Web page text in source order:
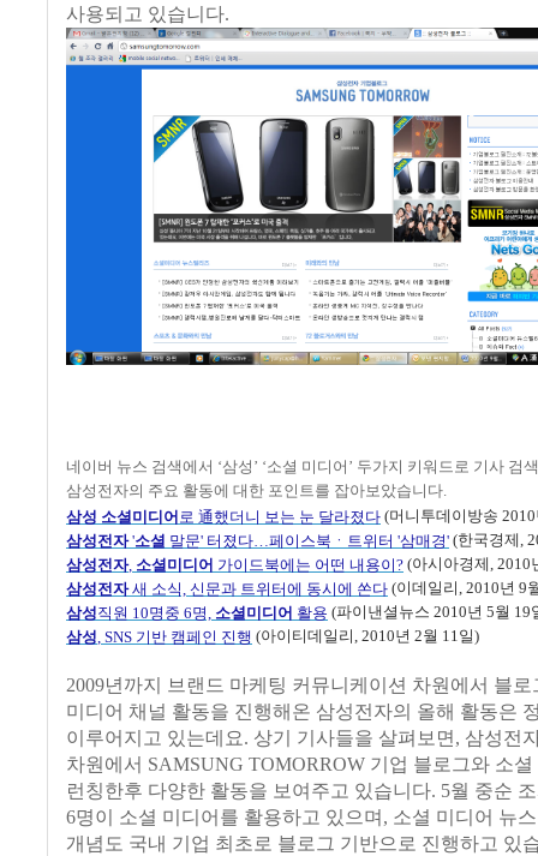
사용되고 있습니다.
네이버 뉴스 검색에서 ‘삼성 ’ ‘소셜 미디어 ’ 두가지 키워드로 기사 검
삼성전자의 주요 활동에 대한 포인트를 잡아보았습니다
삼성 소셜미디어 로 通했더니 보는 눈 달라졌다 (머니투데이방송 2010
삼성전자 '소셜 말문' 터졌다…페이스북ㆍ트위터 '삼매경' (한국경제 ,
삼성전자, 소셜미디어 가이드북에는 어떤 내용이? (아시아경제 , 2010
삼성전자 새 소식, 신문과 트위터에 동시에 쏜다 (이데일리 , 2010년 9
삼성직원 10명중 6명, 소셜미디어 활용 (파이낸셜뉴스 2010년 5월 19
삼성 , SNS 기반 캠페인 진행 (아이티데일리 , 2010년 2월 11 일)
2009년까지 브랜드 마케팅 커뮤니케이션 차원에서 블
미디어 채널 활동을 진행해온 삼성전자의 올해 활동은
이루어지고 있는데요. 상기 기사들을 살펴보면, 삼성전
차원에서 SAMSUNG TOMORROW 기업 블로그와 소
런칭한후 다양한 활동을 보여주고 있습니다. 5월 중순
6명이 소셜 미디어를 활용하고 있으며 , 소셜 미디어 뉴
개념도 국내 기업 최초로 블로그 기반으로 진행하고 있